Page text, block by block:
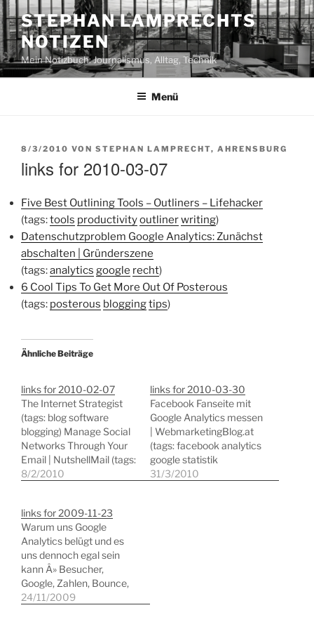
Zum
Inhalt
springen
STEPHAN LAMPRECHTS
NOTIZEN
Mein Notizbuch: Journalismus, Alltag, Technik
Menü
VERÖFFENTLICHT
8/3/2010 VON STEPHAN LAMPRECHT, AHRENSBURG
links for 2010-03-07
Five Best Outlining Tools – Outliners – Lifehacker
(tags:tools productivityoutlinerwriting)
Datenschutzproblem Google Analytics: Zunächst
abschalten | Gründerszene
(tags:analytics google recht)
6 Cool Tips To Get More Out Of Posterous
(tags: posterous bloggingtips)
Ähnliche Beiträge
links for 2010-02-07
The Internet Strategist
(tags: blog software
blogging) Manage Social
Networks Through Your
Email | NutshellMail (tags:
aggregator
Inbox: A Day In the Life Of
an Email Productivity
Evangelist â€“
WebWorkerDaily (tags:
email organization gtd
productivity) FeedBurner
and Google Analytics:
8/2/2010
links for 2010-03-30
Facebook Fanseite mit
Google Analytics messen
| WebmarketingBlog.at
(tags: facebook analytics
google statistik
webanalyse) 11
31/3/2010
links for 2009-11-23
Warum uns Google
Analytics belügt und es
uns dennoch egal sein
kann Â» Besucher,
Google, Zahlen, Bounce,
Teil, Banner Â» webwork-
24/11/2009